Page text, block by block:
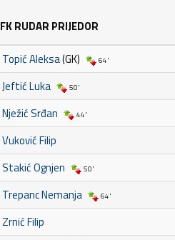
FK RUDAR PRIJEDOR
Topić Aleksa(GK) 64'
Jeftić Luka 50'
Nježić Srđan 44'
Vuković Filip
Stakić Ognjen 50'
Trepanc Nemanja 64'
Zrnić Filip